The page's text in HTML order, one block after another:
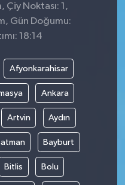
Çiy Noktası: 1,
Gün Doğumu:
18:14
Afyonkarahisar
Ankara
Artvin Aydın
Bayburt
Bitlis Bolu